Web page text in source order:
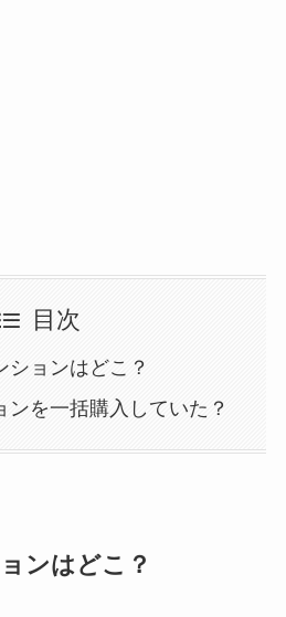
目次
ションはどこ？
ンを一括購入していた？
ンはどこ？